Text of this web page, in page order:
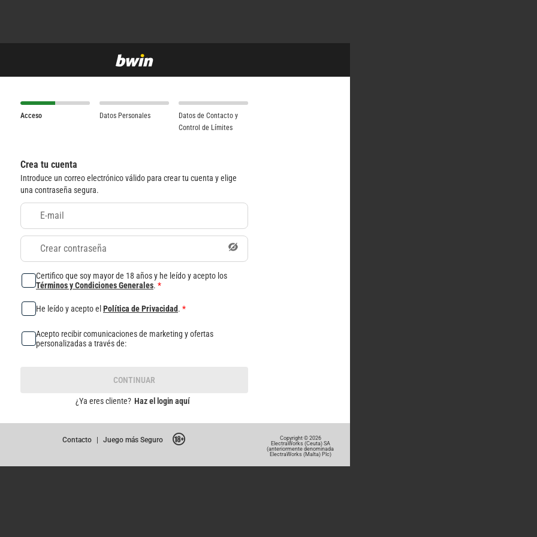
Acceso Datos Personales
Datos de Contacto y
Control de Límites
Crea tu cuenta
Introduce un correo electrónico válido para crear tu cuenta y elige
una contraseña segura.
E-mail
Crear contraseña
Certifico que soy mayor de 18 años y he leído y acepto los
Términos y Condiciones Generales. *
He leído y acepto el Política de Privacidad. *
Acepto recibir comunicaciones de marketing y ofertas
personalizadas a través de:
CONTINUAR
¿Ya eres cliente? Haz el login aquí
Contacto | Juego más Seguro
Copyright © 2026
ElectraWorks (Ceuta) SA
(anteriormente denominada
ElectraWorks (Malta) Plc)